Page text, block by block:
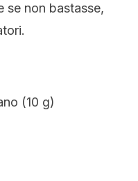
se non bastasse,
(10 g)